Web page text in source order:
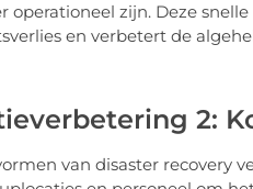
operationeel zijn. Deze
en verbetert de
2:
van disaster recovery